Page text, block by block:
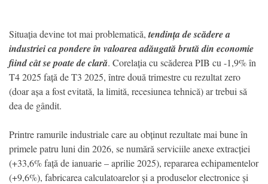
Situația devine tot mai problematică, tendința de scădere a
industriei ca pondere în valoarea adăugată brută din economie
fiind cât se poate de clară. Corelația cu scăderea PIB cu -1,9% în
T4 2025 față de T3 2025, între două trimestre cu rezultat zero
(doar așa a fost evitată, la limită, recesiunea tehnică) ar trebui să
dea de gândit.
Printre ramurile industriale care au obținut rezultate mai bune în
primele patru luni din 2026, se numără serviciile anexe extracției
(+33,6% față de ianuarie – aprilie 2025), repararea echipamentelor
(+9,6%), fabricarea calculatoarelor și a produselor electronice și